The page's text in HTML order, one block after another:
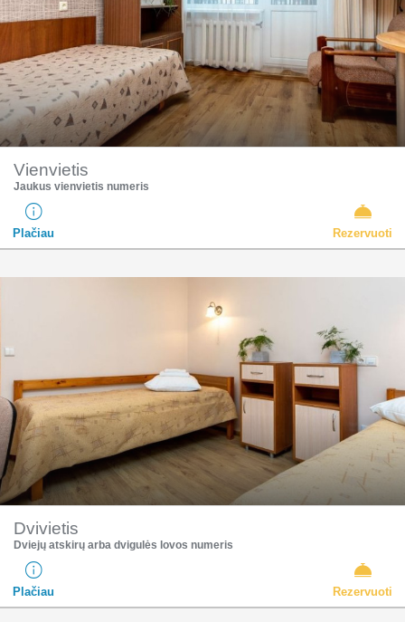
Vienvietis
Jaukus vienvietis numeris
Plačiau Rezervuoti
Dvivietis
Dviejų atskirų arba dvigulės lovos numeris
Plačiau Rezervuoti